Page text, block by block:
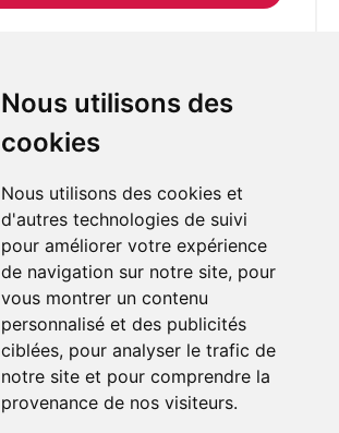
Nous utilisons des
cookies
Nous utilisons des cookies et
d'autres technologies de suivi
pour améliorer votre expérience
de navigation sur notre site, pour
vous montrer un contenu
personnalisé et des publicités
ciblées, pour analyser le trafic de
notre site et pour comprendre la
provenance de nos visiteurs.
Suivez-nous sur Twitter
Rejoignez nos équipes
Nous contacter